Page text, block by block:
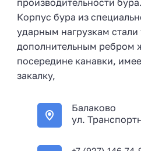
производительности бура.
Корпус бура из
ударным нагрузкам стали
дополнительным ребром
посередине канавки,
закалку,
Балаково
ул.